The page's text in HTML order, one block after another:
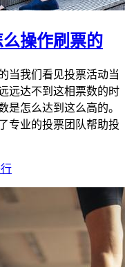
操作刷票的
当我们看见投票活动当
远达不到这相票数的时
是怎么达到这么高的。
专业的投票团队帮助投